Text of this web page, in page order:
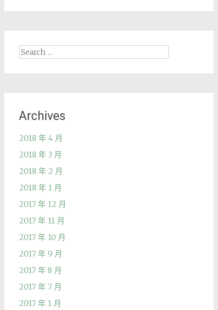
Search
Archives
2018 年 4 月
2018 年 3 月
2018 年 2 月
2018 年 1 月
2017 年 12 月
2017 年 11 月
2017 年 10 月
2017 年 9 月
2017 年 8 月
2017 年 7 月
2017 年 1 月